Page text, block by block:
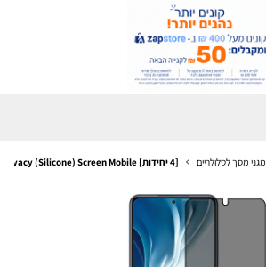
מגני מסך לסלולריים [4 יחידות] Xiaomi Mi 11i Screen Protector Hydrogel Privacy (Silicone) Screen Mobile